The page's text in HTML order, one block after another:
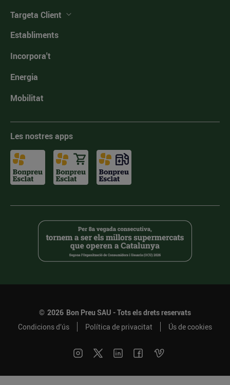
Targeta Client
Establiments
Incorpora't
Energia
Mobilitat
Les nostres apps
© 2026 Bon Preu SAU - Tots els drets reservats
Condicions d’ús
Política de privacitat Ús de cookies